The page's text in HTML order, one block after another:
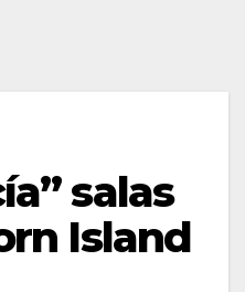
salas
Island